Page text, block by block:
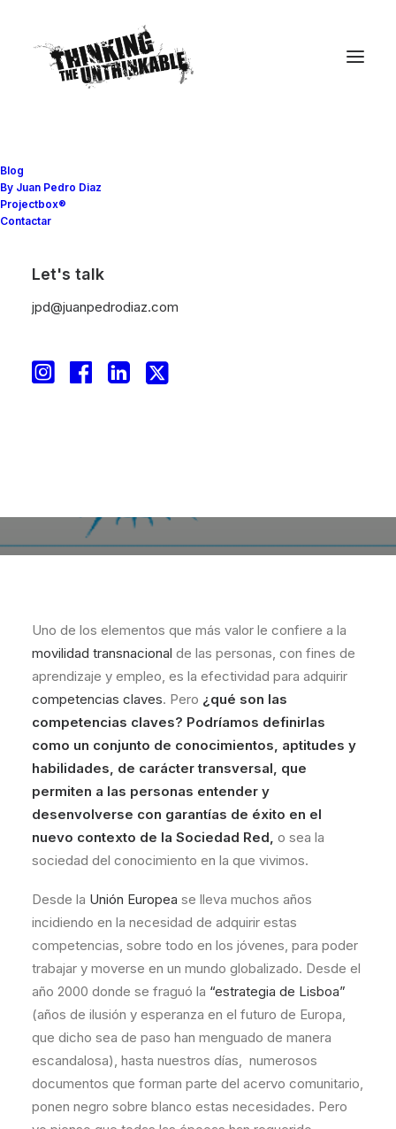
Blog
By Juan Pedro Diaz
Projectbox®
Contactar
Let's talk
jpd@juanpedrodiaz.com
Movilidad
transnacional,
aprendizaje y empleo
Uno de los elementos que más valor le confiere a la
movilidad transnacional de las personas, con fines de
aprendizaje y empleo, es la efectividad para adquirir
competencias claves. Pero ¿qué son las
competencias claves? Podríamos definirlas
como un conjunto de conocimientos, aptitudes y
habilidades, de carácter transversal, que
permiten a las personas entender y
desenvolverse con garantías de éxito en el
nuevo contexto de la Sociedad Red, o sea la
sociedad del conocimiento en la que vivimos.
Desde la Unión Europea se lleva muchos años
incidiendo en la necesidad de adquirir estas
competencias, sobre todo en los jóvenes, para poder
trabajar y moverse en un mundo globalizado. Desde el
año 2000 donde se fraguó la “estrategia de Lisboa”
(años de ilusión y esperanza en el futuro de Europa,
que dicho sea de paso han menguado de manera
escandalosa), hasta nuestros días, numerosos
documentos que forman parte del acervo comunitario,
ponen negro sobre blanco estas necesidades. Pero